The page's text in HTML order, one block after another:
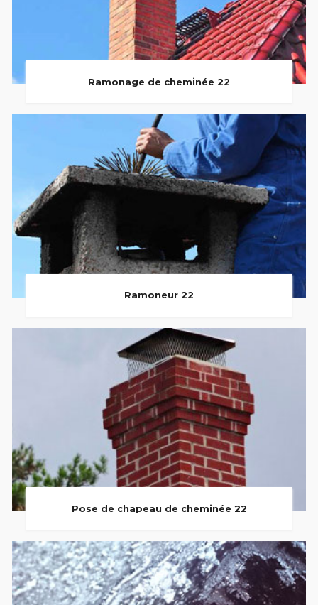
Ramonage de cheminée 22
Ramoneur 22
Pose de chapeau de cheminée 22